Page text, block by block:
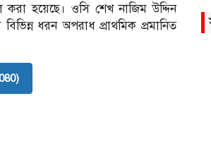
হ‌য়ে‌ছে। ও‌সি শেখ না‌জিম উ‌দ্দিন
ধরন অপরাধ প্রাথ‌মিক প্রমা‌নিত